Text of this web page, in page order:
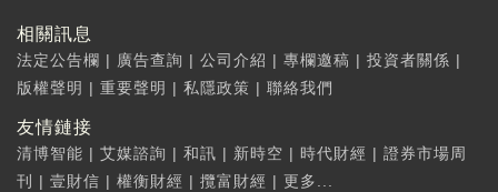
相關訊息
法定公告欄 | 廣告查詢 | 公司介紹 | 專欄邀稿 | 投資者關係 |
版權聲明 | 重要聲明 | 私隱政策 | 聯絡我們
友情鏈接
清博智能 | 艾媒諮詢 | 和訊 | 新時空 | 時代財經 | 證券市場周
刊
| 壹財信 | 權衡財經 | 攬富財經 | 更多...